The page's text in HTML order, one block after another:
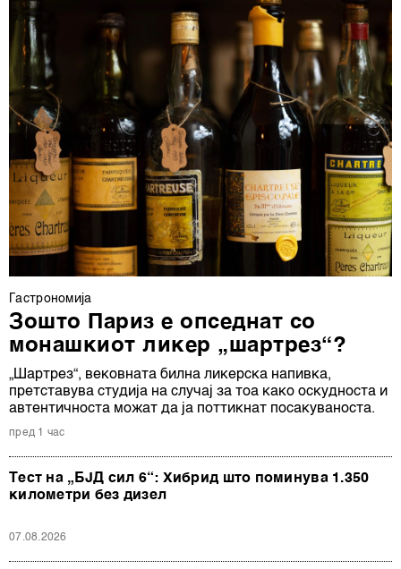
Гастрономија
Зошто Париз е опседнат со
монашкиот ликер „шартрез“?
„Шартрез“, вековната билна ликерска напивка,
претставува студија на случај за тоа како оскудноста и
автентичноста можат да ја поттикнат посакуваноста.
пред 1 час
Тест на „БЈД сил 6“: Хибрид што поминува 1.350
километри без дизел
07.08.2026